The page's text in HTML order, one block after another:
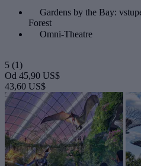
Gardens by the Bay:
Forest
Omni-Theatre
5 (1)
Od 45,90 US$
43,60 US$